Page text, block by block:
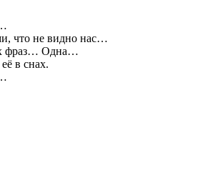
что не видно нас…
фраз… Одна…
в снах.